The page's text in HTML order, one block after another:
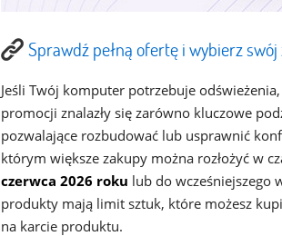
Sprawdź pełną ofertę i wybierz swój
Jeśli Twój komputer potrzebuje
promocji znalazły się zarówno kluczowe
pozwalające rozbudować lub usprawnić
którym większe zakupy można rozłożyć w
czerwca 2026 roku lub do wcześniejszego
produkty mają limit sztuk, które możesz
na karcie produktu.